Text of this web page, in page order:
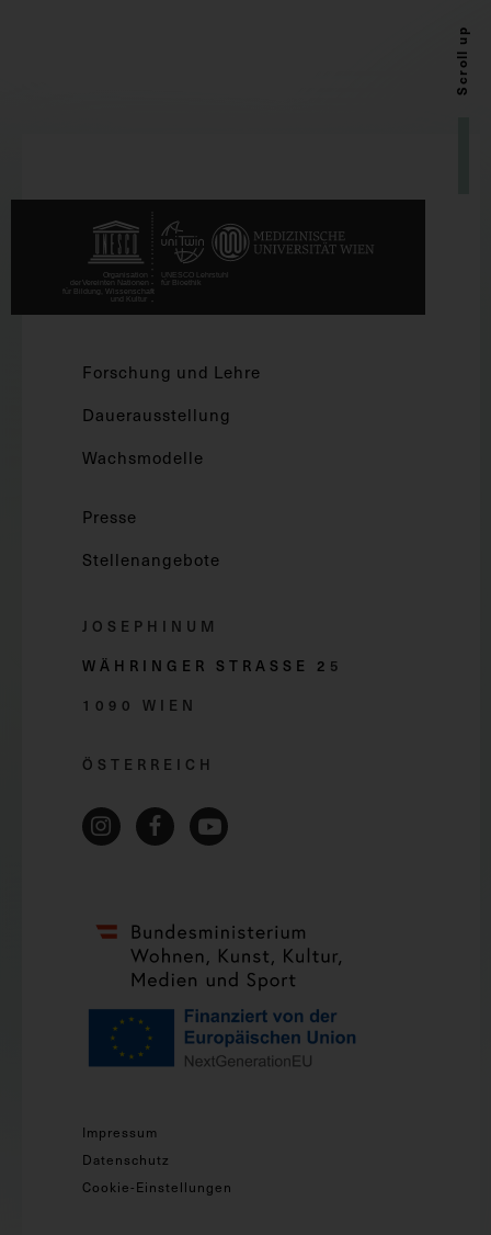
Scroll up
Forschung und Lehre
Dauerausstellung
Wachsmodelle
Presse
Stellenangebote
JOSEPHINUM
WÄHRINGER STRASSE 2 5
1090 WIEN
ÖSTERREICH
Impressum
Datenschutz
Cookie-Einstellungen